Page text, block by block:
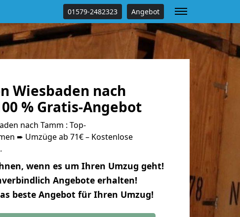
01579-2482323 Angebot
Wiesbaden nach
% Gratis-Angebot
nach Tamm : Top-
➨ Umzüge ab 71€ – Kostenlose
wenn es um Ihren Umzug geht!
Angebote erhalten!
beste Angebot für Ihren Umzug!